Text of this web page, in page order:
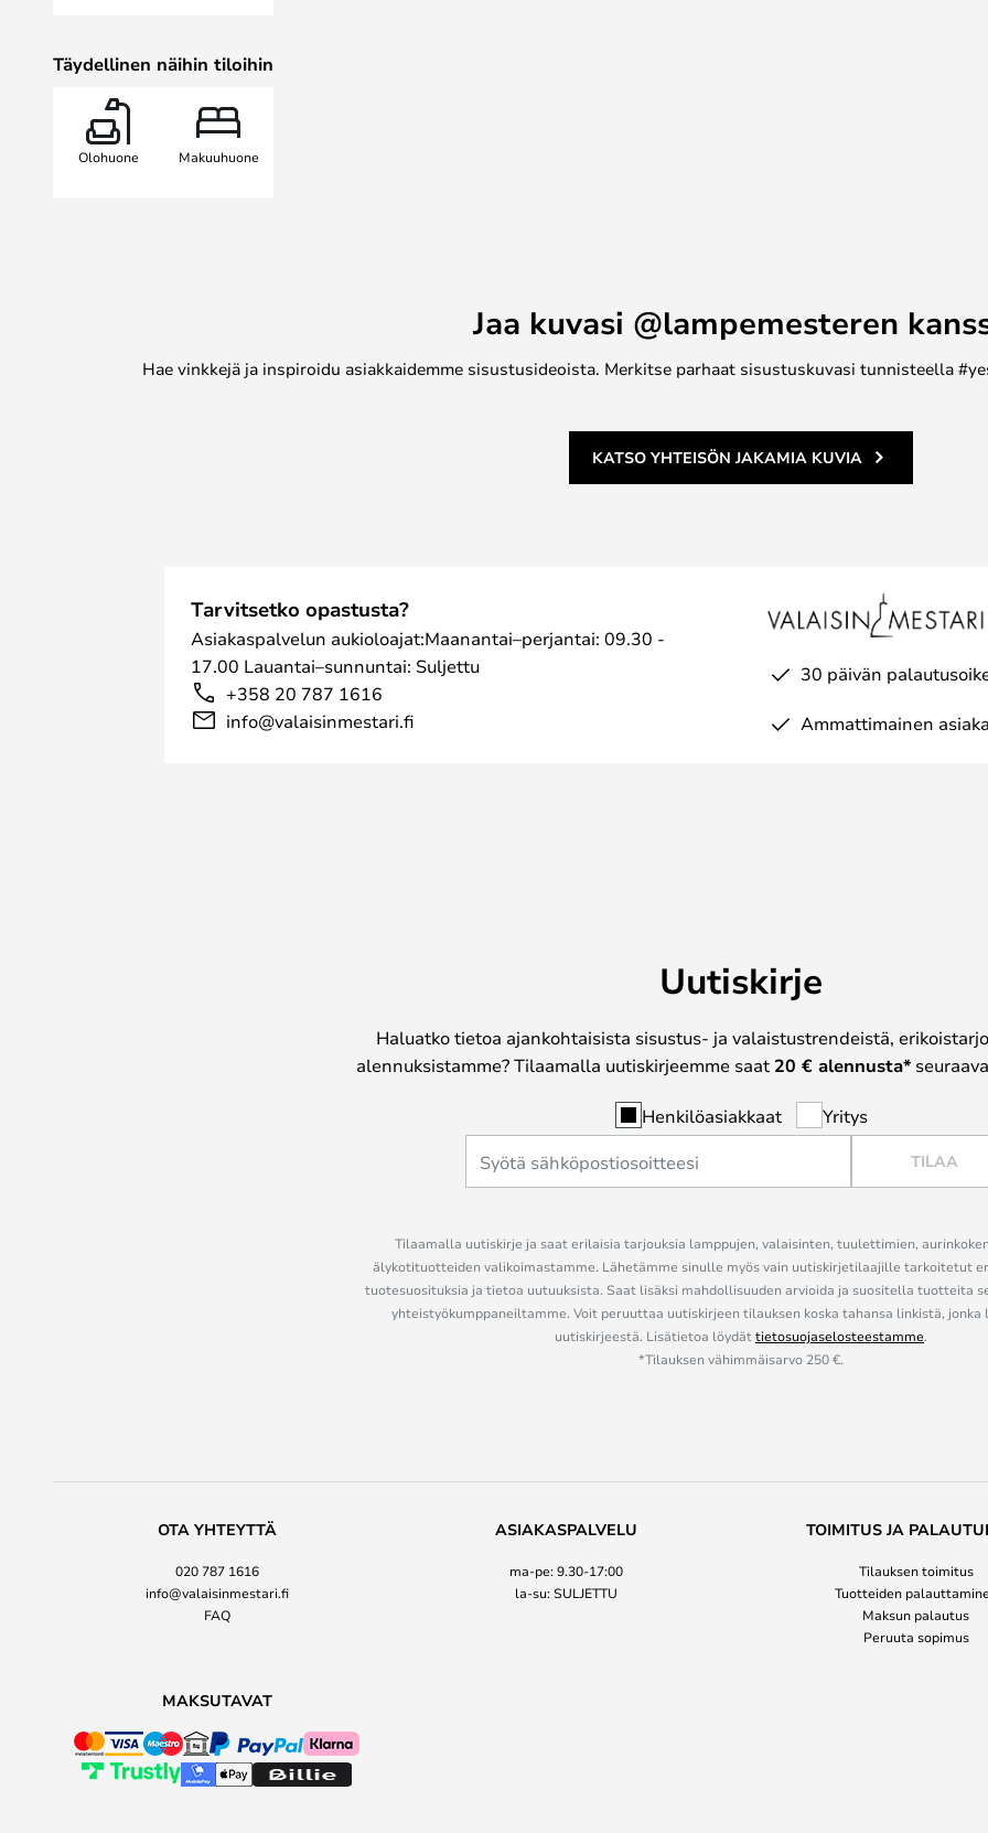
Täydellinen näihin tiloihin
Olohuone Makuuhuone
Jaa kuvasi @lampemesteren
Hae vinkkejä ja inspiroidu asiakkaidemme sisustusideoista. Merkitse parhaat sisustuskuvasi tunnisteella
KATSO YHTEISÖN JAKAMIA KUVIA
Tarvitsetko opastusta?
Asiakaspalvelun aukioloajat:Maanantai–perjantai: 09.30 -
17.00 Lauantai–sunnuntai: Suljettu
+358 20 787 1616
info@valaisinmestari.fi
30 päivän
Ammattimainen
Uutiskirje
Haluatko tietoa ajankohtaisista sisustus- ja valaistustrendeistä,
alennuksistamme? Tilaamalla uutiskirjeemme saat 20 € alennusta*
Henkilöasiakkaat Yritys
TILAA
Tilaamalla uutiskirje ja saat erilaisia tarjouksia lamppujen, valaisinten, tuulettimien,
älykotituotteiden valikoimastamme. Lähetämme sinulle myös vain uutiskirjetilaajille tarkoitetut
tuotesuosituksia ja tietoa uutuuksista. Saat lisäksi mahdollisuuden arvioida ja suositella tuotteita
yhteistyökumppaneiltamme. Voit peruuttaa uutiskirjeen tilauksen koska tahansa linkistä, jonka
uutiskirjeestä. Lisätietoa löydättietosuojaselosteestamme.
*Tilauksen vähimmäisarvo 250 €.
OTA YHTEYTTÄ
020 787 1616
info@valaisinmestari.fi
FAQ
ASIAKASPALVELU
ma-pe: 9.30-17:00
la-su: SULJETTU
TOIMITUS JA
Tilauksen toimitus
Tuotteiden
Maksun palautus
Peruuta sopimus
MAKSUTAVAT